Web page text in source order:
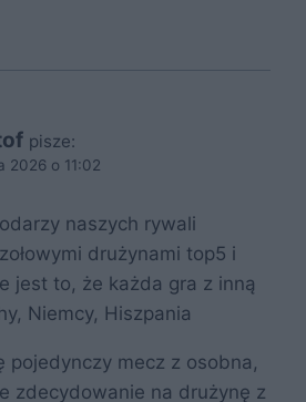
pisze:
2026 o 11:02
naszych rywali
drużynami top5 i
jest to, że każda gra z inną
Niemcy, Hiszpania
pojedynczy mecz z osobna,
zdecydowanie na drużynę z